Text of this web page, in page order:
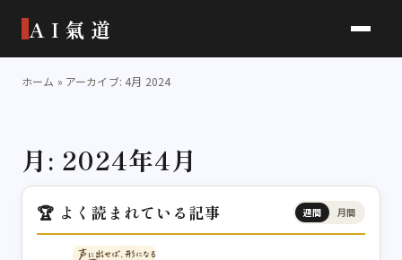
AI氣道
ホーム » アーカイブ: 4月 2024
月: 2024年4月
🏆 よく読まれている記事 週間 月間